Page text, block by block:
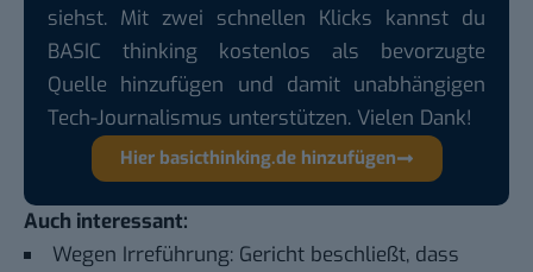
siehst. Mit zwei schnellen Klicks kannst du
BASIC thinking kostenlos als bevorzugte
Quelle hinzufügen und damit unabhängigen
Tech-Journalismus unterstützen. Vielen Dank!
Hier basicthinking.de hinzufügen
Auch interessant:
Wegen Irreführung: Gericht beschließt, dass